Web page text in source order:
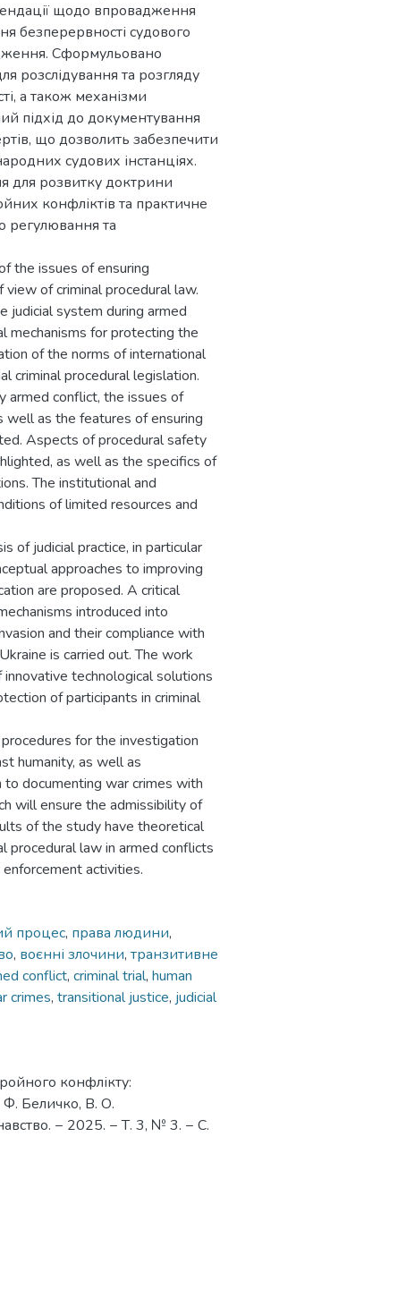
щодо впровадження
безперервності судового
Сформульовано
розслідування та розгляду
а також механізми
підхід до документування
що дозволить забезпечити
судових інстанціях.
для розвитку доктрини
конфліктів та практичне
регулювання та
the issues of ensuring
of criminal procedural law.
judicial system during armed
mechanisms for protecting the
of the norms of international
criminal procedural legislation.
armed conflict, the issues of
well as the features of ensuring
Aspects of procedural safety
as well as the specifics of
The institutional and
of limited resources and
of judicial practice, in particular
approaches to improving
are proposed. A critical
introduced into
and their compliance with
is carried out. The work
technological solutions
of participants in criminal
for the investigation
humanity, as well as
documenting war crimes with
will ensure the admissibility of
of the study have theoretical
procedural law in armed conflicts
activities.
процес, права людини,
, воєнні злочини, транзитивне
conflict, criminal trial, human
crimes, transitional justice, judicial
конфлікту:
Ф. Беличко, В. О.
− 2025. − Т. 3, № 3. − С.